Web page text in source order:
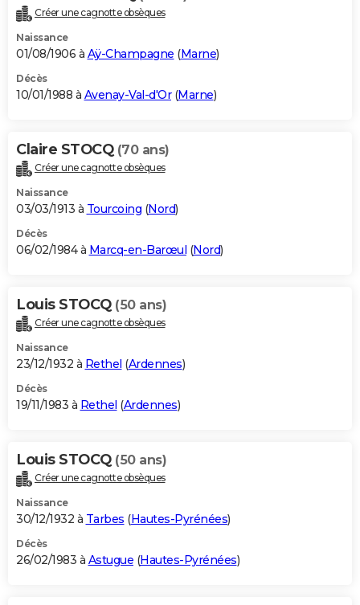
Créer une cagnotte obsèques
Naissance
01/08/1906 à Aÿ-Champagne (Marne)
Décès
10/01/1988 à Avenay-Val-d'Or(Marne)
Claire STOCQ (70 ans)
Créer une cagnotte obsèques
Naissance
03/03/1913 à Tourcoing (Nord)
Décès
06/02/1984 à Marcq-en-Barœul (Nord)
Louis STOCQ (50 ans)
Créer une cagnotte obsèques
Naissance
23/12/1932 à Rethel (Ardennes)
Décès
19/11/1983 à Rethel (Ardennes)
Louis STOCQ (50 ans)
Créer une cagnotte obsèques
Naissance
30/12/1932 à Tarbes (Hautes-Pyrénées)
Décès
26/02/1983 à Astugue (Hautes-Pyrénées)